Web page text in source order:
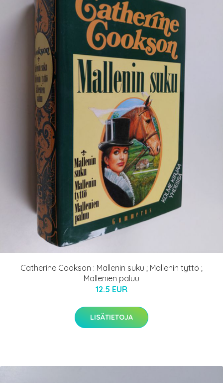
Catherine Cookson : Mallenin suku ; Mallenin tyttö ;
Mallenien paluu
12.5 EUR
LISÄTIETOJA